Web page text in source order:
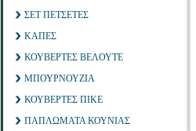
ΣΕΤ ΠΕΤΣΕΤΕΣ
ΚΑΠΕΣ
ΚΟΥΒΕΡΤΕΣ ΒΕΛΟΥΤΕ
ΜΠΟΥΡΝΟΥΖΙΑ
ΚΟΥΒΕΡΤΕΣ ΠΙΚΕ
ΠΑΠΛΩΜΑΤΑ ΚΟΥΝΙΑΣ